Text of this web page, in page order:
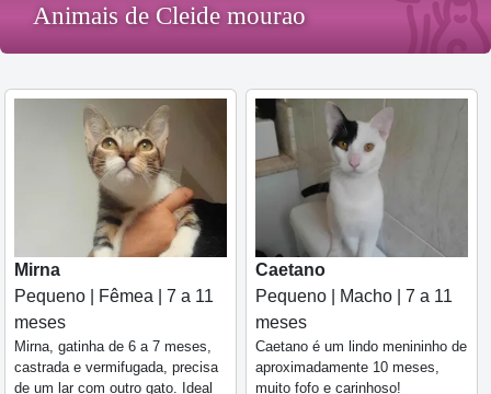
Animais de Cleide mourao
Mirna
Pequeno | Fêmea | 7 a 11
meses
Mirna, gatinha de 6 a 7 meses,
castrada e vermifugada, precisa
de um lar com outro gato. Ideal
Caetano
Pequeno | Macho | 7 a 11
meses
Caetano é um lindo menininho de
aproximadamente 10 meses,
muito fofo e carinhoso!